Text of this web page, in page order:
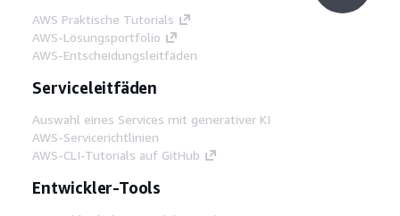
AWS Praktische Tutorials
AWS-Lösungsportfolio
AWS-Entscheidungsleitfäden
Serviceleitfäden
Auswahl eines Services mit generativer KI
AWS-Servicerichtlinien
AWS-CLI-Tutorials auf GitHub
Entwickler-Tools